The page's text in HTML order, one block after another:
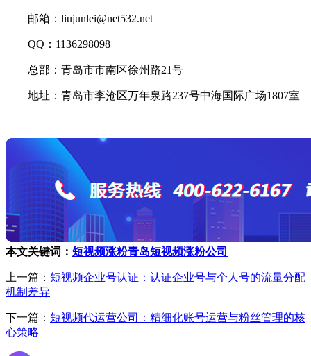
邮箱：liujunlei@net532.net
QQ：1136298098
总部：青岛市市南区徐州路21号
地址：青岛市李沧区万年泉路237号中海国际广场1807室
本文关键词： 短视频涨粉青岛短视频涨粉公司
上一篇： 短视频企业号认证：认证企业号与个人号的流量分配
机制差异
下一篇： 短视频代运营公司：精细化账号运营与粉丝管理的核
心策略